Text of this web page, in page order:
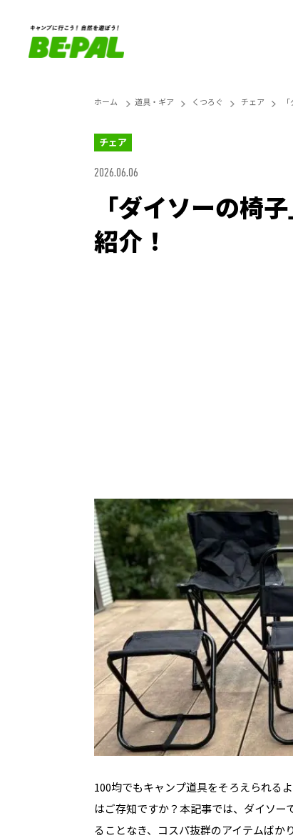
ホーム 道具・ギア くつろぐ チェア
チェア
2026.06.06
「ダイソーの椅
紹介！
100均でもキャンプ道具をそろえられる
はご存知ですか？本記事では、ダイソ
ることなき、コスパ抜群のアイテムば